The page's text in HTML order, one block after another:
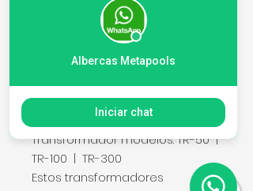
Agregar al carrito
Transformador modelos: TR-50 |
TR-100 | TR-300
Estos transformadores
Albercas Metapools
Iniciar chat